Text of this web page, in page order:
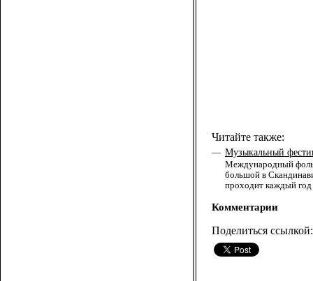
Читайте также:
— Музыкальный
Международный
большой в
проходит каждый год
Комментарии
Поделиться ссылкой: